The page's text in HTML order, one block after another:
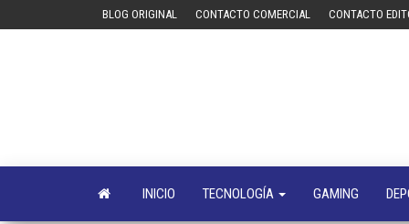
BLOG ORIGINAL CONTACTO COMERCIAL CONTACTO
INICIO TECNOLOGÍA GAMING